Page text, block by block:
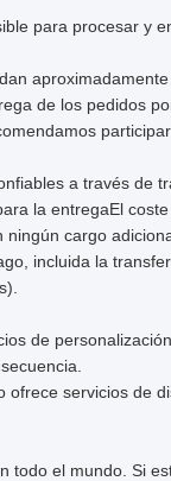
para procesar y
de los pedidos
a través de
la entregaEl
cargo
incluida la
de
ofrece servicios de
todo el mundo. Si